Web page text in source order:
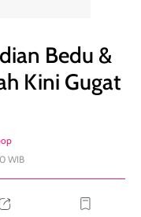
Bedu &
Kini Gugat
WIB